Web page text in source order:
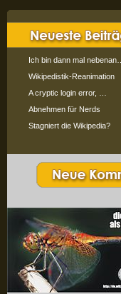
Ich bin dann mal nebenan…
Wikipedistik-Reanimation
A cryptic login error, …
Abnehmen für Nerds
Stagniert die Wikipedia?